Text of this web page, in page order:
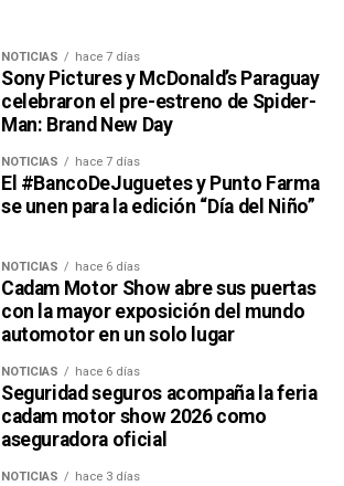
NOTICIAS hace 7 días
Sony Pictures y McDonald’s Paraguay
celebraron el pre-estreno de Spider-
Man: Brand New Day
NOTICIAS hace 7 días
El #BancoDeJuguetes y Punto Farma
se unen para la edición “Día del Niño”
NOTICIAS hace 6 días
Cadam Motor Show abre sus puertas
con la mayor exposición del mundo
automotor en un solo lugar
NOTICIAS hace 6 días
Seguridad seguros acompaña la feria
cadam motor show 2026 como
aseguradora oficial
NOTICIAS hace 3 días